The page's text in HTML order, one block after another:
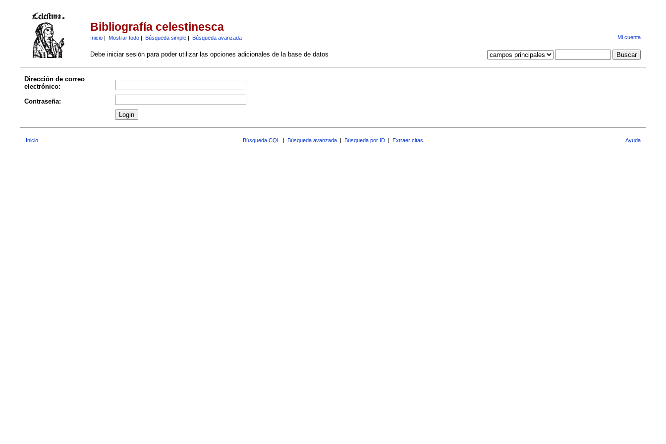
Bibliografía celestinesca
Inicio| Mostrar todo| Búsqueda simple| Búsqueda avanzada Mi cuenta
Debe iniciar sesión para poder utilizar las opciones adicionales de la base de datos
Dirección de correo
electrónico:
Contraseña:
Inicio Búsqueda CQL | Búsqueda avanzada | Búsqueda por ID | Extraer citas Ayuda